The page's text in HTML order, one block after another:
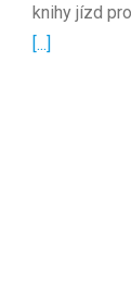
knihy jízd
[...]